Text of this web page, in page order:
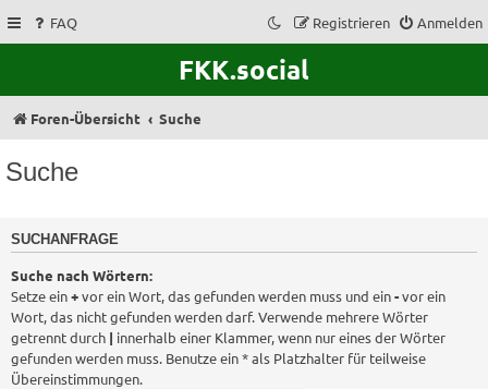
FAQ Anmelden
Registrieren
FKK.social
Foren-Übersicht Suche
Suche
SUCHANFRAGE
Suche nach Wörtern:
Setze ein+vor ein Wort, das gefunden werden muss und ein-vor ein
Wort, das nicht gefunden werden darf. Verwende mehrere Wörter
getrennt durch | innerhalb einer Klammer, wenn nur eines der Wörter
gefunden werden muss. Benutze ein * als Platzhalter für teilweise
Übereinstimmungen.